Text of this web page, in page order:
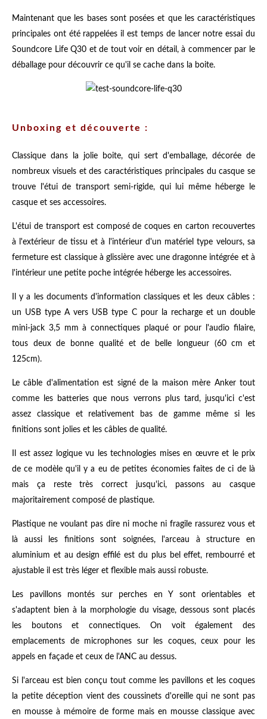
Maintenant que les bases sont posées et que les caractéristiques
principales ont été rappelées il est temps de lancer notre essai du
Soundcore Life Q30 et de tout voir en détail, à commencer par le
déballage pour découvrir ce qu'il se cache dans la boite.
Unboxing et découverte :
Classique dans la jolie boite, qui sert d'emballage, décorée de
nombreux visuels et des caractéristiques principales du casque se
trouve l'étui de transport semi-rigide, qui lui même héberge le
casque et ses accessoires.
L'étui de transport est composé de coques en carton recouvertes
à l'extérieur de tissu et à l'intérieur d'un matériel type velours, sa
fermeture est classique à glissière avec une dragonne intégrée et à
l'intérieur une petite poche intégrée héberge les accessoires.
Il y a les documents d'information classiques et les deux câbles :
un USB type A vers USB type C pour la recharge et un double
mini-jack 3,5 mm à connectiques plaqué or pour l'audio filaire,
tous deux de bonne qualité et de belle longueur (60 cm et
125cm).
Le câble d'alimentation est signé de la maison mère Anker tout
comme les batteries que nous verrons plus tard, jusqu'ici c'est
assez classique et relativement bas de gamme même si les
finitions sont jolies et les câbles de qualité.
Il est assez logique vu les technologies mises en œuvre et le prix
de ce modèle qu'il y a eu de petites économies faites de ci de là
mais ça reste très correct jusqu'ici, passons au casque
majoritairement composé de plastique.
Plastique ne voulant pas dire ni moche ni fragile rassurez vous et
là aussi les finitions sont soignées, l'arceau à structure en
aluminium et au design effilé est du plus bel effet, rembourré et
ajustable il est très léger et flexible mais aussi robuste.
Les pavillons montés sur perches en Y sont orientables et
s'adaptent bien à la morphologie du visage, dessous sont placés
les boutons et connectiques. On voit également des
emplacements de microphones sur les coques, ceux pour les
appels en façade et ceux de l'ANC au dessus.
Si l'arceau est bien conçu tout comme les pavillons et les coques
la petite déception vient des coussinets d'oreille qui ne sont pas
en mousse à mémoire de forme mais en mousse classique avec